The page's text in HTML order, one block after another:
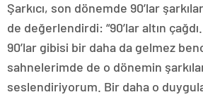
Şarkıcı, son dönemde 90’lar
de değerlendirdi: “90’lar altın
90’lar gibisi bir daha da gelmez
sahnelerimde de o dönemin
seslendiriyorum. Bir daha o